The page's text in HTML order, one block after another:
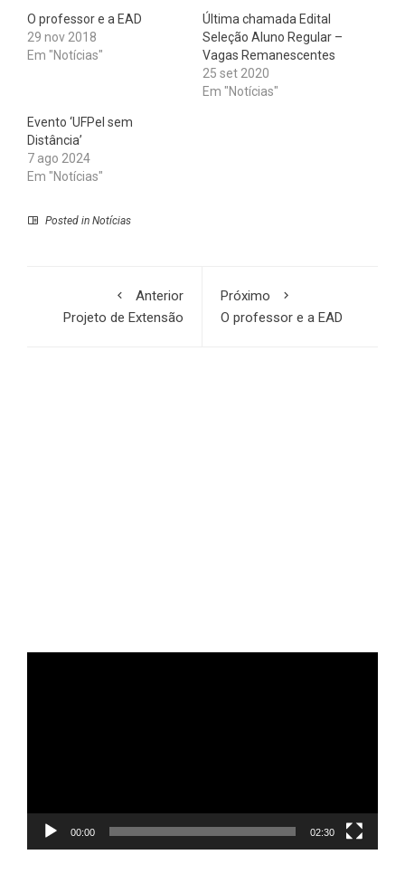
O professor e a EAD
29 nov 2018
Em "Notícias"
Última chamada Edital
Seleção Aluno Regular –
Vagas Remanescentes
25 set 2020
Em "Notícias"
Evento ‘UFPel sem
Distância’
7 ago 2024
Em "Notícias"
Posted in Notícias
Anterior
Projeto de Extensão
Próximo
O professor e a EAD
00:00 02:30